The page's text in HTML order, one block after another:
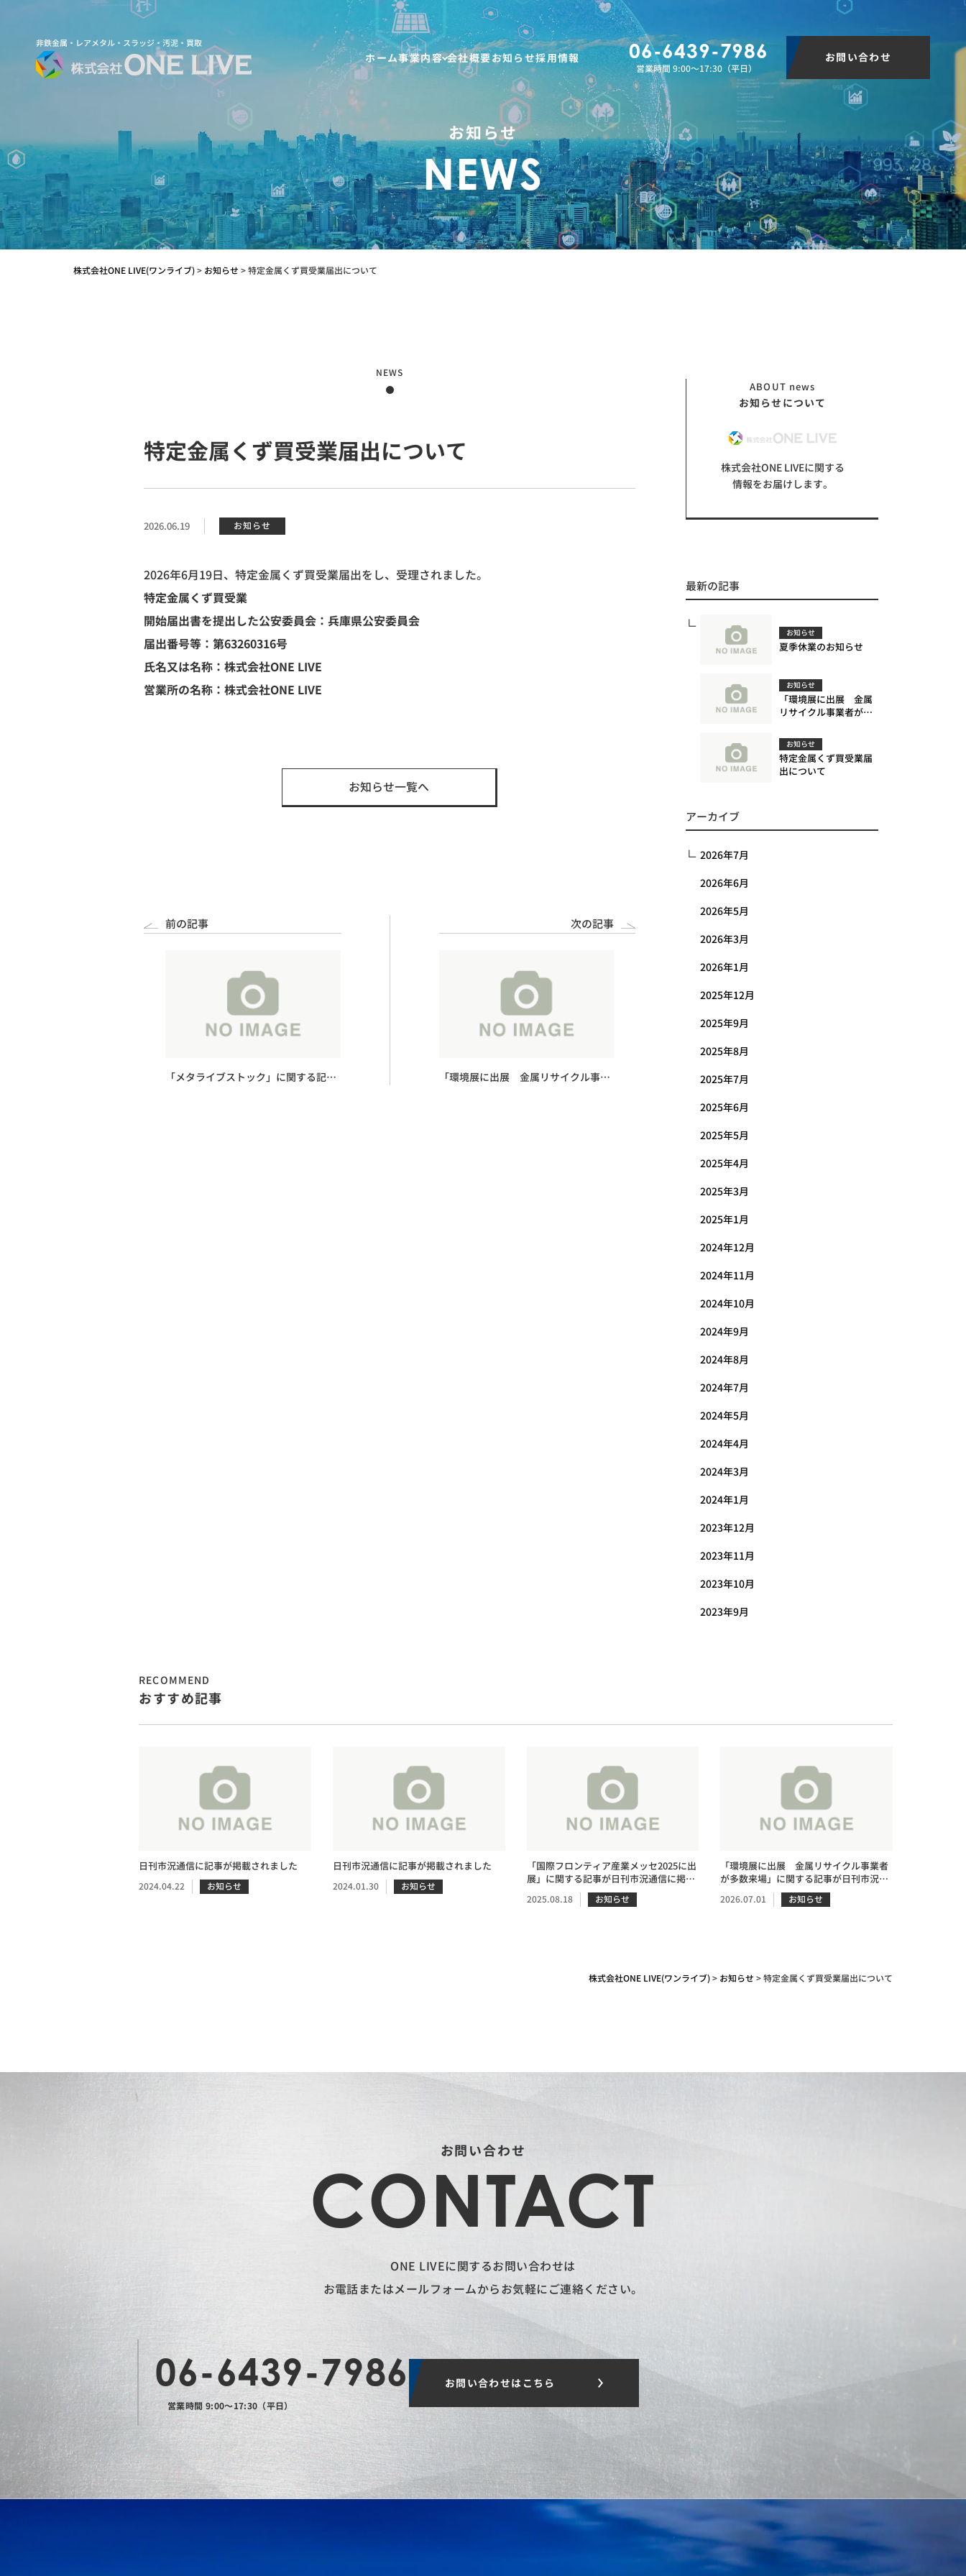
非鉄金属・レアメタル・スラッジ・汚泥・買取
ホーム事業内容 会社概要お知らせ採用情報 06-6439-7986
営業時間 9:00〜17:30（平日）
お問い合わせ
お知らせ
NEWS
株式会社ONE LIVE(ワンライブ)> お知らせ >特定金属くず買受業届出について
特定金属くず買受業届出について
NEWS
2026.06.19 お知らせ
2026年6月19日、特定金属くず買受業届出をし、受理されました。
特定金属くず買受業
開始届出書を提出した公安委員会：兵庫県公安委員会
届出番号等：第63260316号
氏名又は名称：株式会社ONE LIVE
営業所の名称：株式会社ONE LIVE
お知らせ一覧へ
前の記事
「メタライブストック」に関する記事
次の記事
「環境展に出展 金属リサイクル事業
ABOUT news
お知らせについて
株式会社ONE LIVEに関する
情報をお届けします。
最新の記事
お知らせ
夏季休業のお知らせ
お知らせ
「環境展に出展 金属
リサイクル事業者が多
が日刊市況通信に掲載
されました。
お知らせ
特定金属くず買受業届
出について
アーカイブ
2026年7月
2026年6月
2026年5月
2026年3月
2026年1月
2025年12月
2025年9月
2025年8月
2025年7月
2025年6月
2025年5月
2025年4月
2025年3月
2025年1月
2024年12月
2024年11月
2024年10月
2024年9月
2024年8月
2024年7月
2024年5月
2024年4月
2024年3月
2024年1月
2023年12月
2023年11月
2023年10月
2023年9月
RECOMMEND
おすすめ記事
日刊市況通信に記事が掲載されました
2024.04.22 お知らせ
日刊市況通信に記事が掲載されました
2024.01.30 お知らせ
「国際フロンティア産業メッセ2025に出
展」に関する記事が日刊市況通信に掲載
されました。
2025.08.18 お知らせ
「環境展に出展 金属リサイクル事業者
が多数来場」に関する記事が日刊市況通
信に掲載されました。
2026.07.01 お知らせ
株式会社ONE LIVE(ワンライブ)> お知らせ >特定金属くず買受業届出について
お問い合わせ
CONTACT
ONE LIVEに関するお問い合わせは
お電話またはメールフォームからお気軽にご連絡ください。
06-6439-7986
営業時間 9:00〜17:30（平日）
お問い合わせはこちら